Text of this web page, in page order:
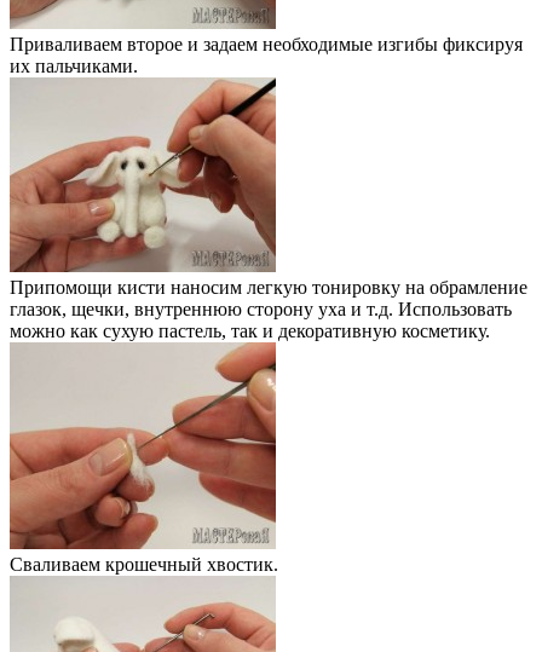
Приваливаем второе и задаем необходимые изгибы фиксируя
их пальчиками.
Припомощи кисти наносим легкую тонировку на обрамление
глазок, щечки, внутреннюю сторону уха и т.д. Использовать
можно как сухую пастель, так и декоративную косметику.
Сваливаем крошечный хвостик.